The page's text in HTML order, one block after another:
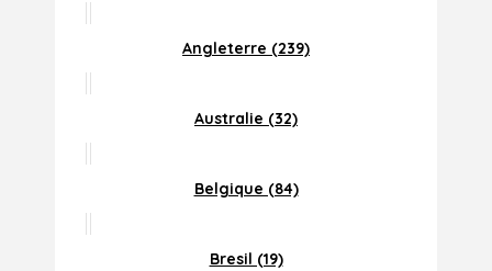
Angleterre (239)
Australie (32)
Belgique (84)
Bresil (19)